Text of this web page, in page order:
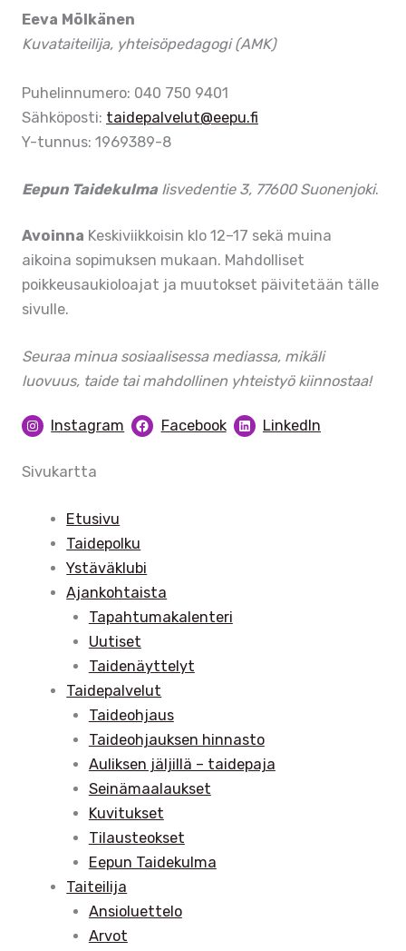
Eeva Mölkänen
Kuvataiteilija, yhteisöpedagogi (AMK)
Puhelinnumero: 040 750 9401
Sähköposti: taidepalvelut@eepu.fi
Y-tunnus: 1969389-8
Eepun Taidekulma Iisvedentie 3, 77600 Suonenjoki.
Avoinna Keskiviikkoisin klo 12–17 sekä muina
aikoina sopimuksen mukaan. Mahdolliset
poikkeusaukioloajat ja muutokset päivitetään tälle
sivulle.
Seuraa minua sosiaalisessa mediassa, mikäli
luovuus, taide tai mahdollinen yhteistyö kiinnostaa!
Instagram Facebook LinkedIn
Sivukartta
Etusivu
Taidepolku
Ystäväklubi
Ajankohtaista
Tapahtumakalenteri
Uutiset
Taidenäyttelyt
Taidepalvelut
Taideohjaus
Taideohjauksen hinnasto
Auliksen jäljillä – taidepaja
Seinämaalaukset
Kuvitukset
Tilausteokset
Eepun Taidekulma
Taiteilija
Ansioluettelo
Arvot